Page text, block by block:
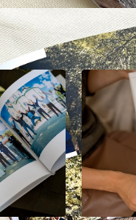
Наше